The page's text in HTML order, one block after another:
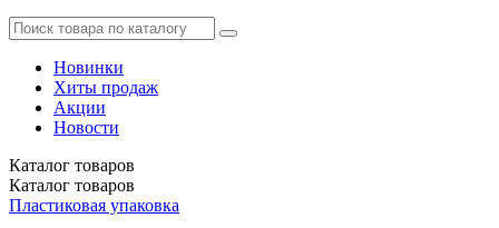
Новинки
Хиты продаж
Акции
Новости
Каталог товаров
Каталог товаров
Пластиковая упаковка